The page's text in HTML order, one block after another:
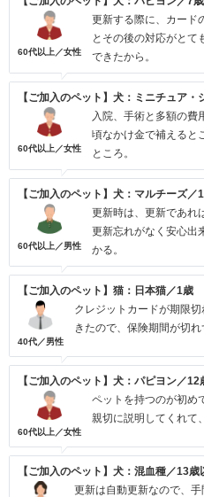
60代以上／女性
更新する際に、カード
とその後の対応がとて
できたから。
【ご加入のペット】犬：ミニチュア・
60代以上／女性
入院、手術と多額の費
頃なかけ金で補えると
ところ。
【ご加入のペット】犬：マルチーズ／
60代以上／男性
更新時は、更新であれ
更新忘れがなく安心出
かる。
【ご加入のペット】猫：日本猫／1歳
40代／男性
クレジットカードが期限
きたので、保険期間が切れ
【ご加入のペット】犬：パピヨン／12
60代以上／女性
ペットを持つのが初め
親切に説明してくれて
【ご加入のペット】犬：混血種／13歳
更新は自動更新なので、手